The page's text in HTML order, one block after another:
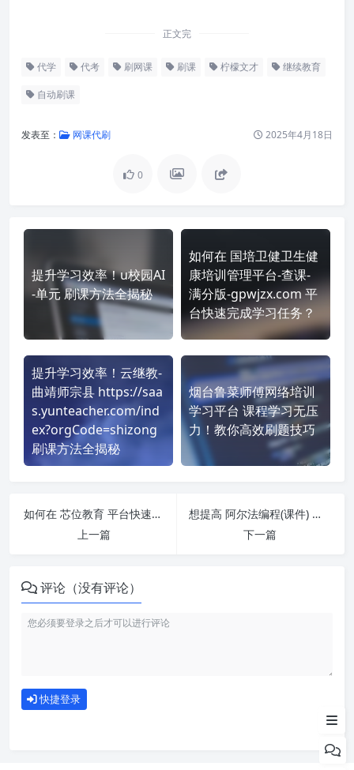
正文完
代学 代考 刷网课 刷课 柠檬文才 继续教育
自动刷课
发表至： 网课代刷 2025年4月18日
0
提升学习效率！u校园AI
-单元 刷课方法全揭秘
如何在 国培卫健卫生健
康培训管理平台-查课-
满分版-gpwjzx.com 平
台快速完成学习任务？
提升学习效率！云继教-
曲靖师宗县 https://saa
s.yunteacher.com/ind
ex?orgCode=shizong
刷课方法全揭秘
烟台鲁菜师傅网络培训
学习平台 课程学习无压
力！教你高效刷题技巧
如何在 芯位教育 平台快速完成学习任务？
上一篇
想提高 阿尔法编程(课件) 刷课效率？看看这些实用技巧
下一篇
评论（没有评论）
快捷登录